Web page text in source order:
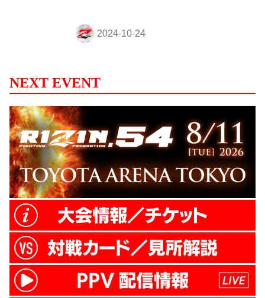
第11試合／ホベルト・サトシ・ソウザ vs.
ルイス・グスタボ9 第10試合／井上直樹
vs. 太田忍 第9試合／元谷友貴 vs. 太田忍5
第8試合／フアン・アーチュレッタ vs. ラジ
ャブアリ・シェイドゥラエフ 第8試合／フ
アン・アーチュレッタ vs. ラジャブアリ・
シェイドゥラエフ5 第7試合／伊澤星花 vs.
...
NEXT EVENT